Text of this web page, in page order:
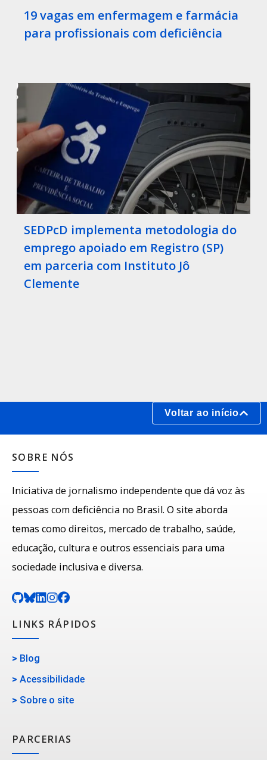
19 vagas em enfermagem e farmácia
para profissionais com deficiência
SEDPcD implementa metodologia do
emprego apoiado em Registro (SP)
em parceria com Instituto Jô
Clemente
Voltar ao início
SOBRE NÓS
Iniciativa de jornalismo independente que dá voz às
pessoas com deficiência no Brasil. O site aborda
temas como direitos, mercado de trabalho, saúde,
educação, cultura e outros essenciais para uma
sociedade inclusiva e diversa.
LINKS RÁPIDOS
> Blog
> Acessibilidade
> Sobre o site
PARCERIAS